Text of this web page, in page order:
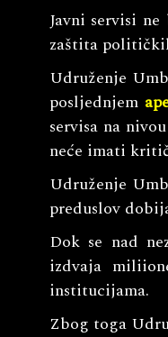
Javni servisi
zaštita
Udruženje
posljednjem
servisa na
neće imati
Udruženje
preduslov
Dok se nad
izdvaja
institucijama.
Zbog toga